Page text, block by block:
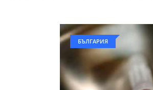
БЪЛГАРИЯ